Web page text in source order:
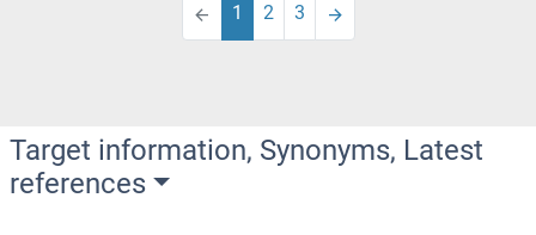
1 2 3
Target information, Synonyms, Latest
references